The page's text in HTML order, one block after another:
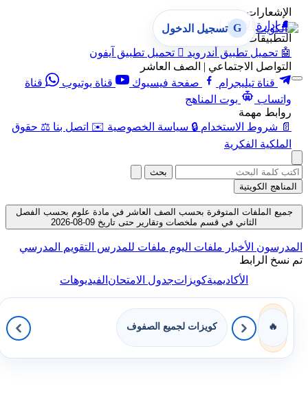
الإشعارات
🔔 إدارة الإشعارات
التطبيقات
🤖 تحميل تطبيق أندرويد  تحميل تطبيق آيفون
التواصل الاجتماعي | الصف العاشر
قناة تيليجرام
صفحة فيسبوك قناة يوتيوب
قناة
واتساب
بوت المناهج
روابط مهمة
📄 شروط الاستخدام 🔒 سياسة الخصوصية ✉️ اتصل بنا ⚖️ حقوق
الملكية الفكرية
G تسجيل الدخول
بحث
المناهج الكويتية
جميع الملفات المتوفرة بحسب الصف العاشر في مادة علوم بحسب الفصل
الثاني في قسم ملخصات وتقارير حتى تاريخ 09-08-2026
المدرسون الأخبار ملفات اليوم ملفات للمدرس التقويم المدرسي
تم نسخ الرابط
الأكاديميةكويزاتجدول الامتحانالفيديوهات
🔥 كويزات لجميع الصفوف